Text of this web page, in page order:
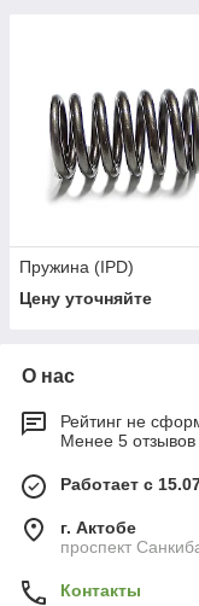
Пружина (IPD)
Цену уточняйте
О нас
Рейтинг не
Менее 5 отзывов
Работает с
г. Актобе
проспект
Контакты